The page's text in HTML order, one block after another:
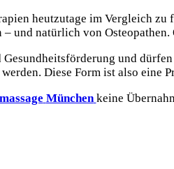
heutzutage im Vergleich
und natürlich von
und
Diese Form ist also eine
München keine